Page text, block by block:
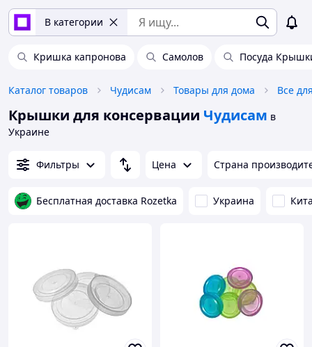
В категории
Кришка капронова Самолов Посуда
Каталог товаров Чудисам Товары для дома Все
Крышки для консервации Чудисам в
Украине
Фильтры Цена Страна
Бесплатная доставка Rozetka Украина